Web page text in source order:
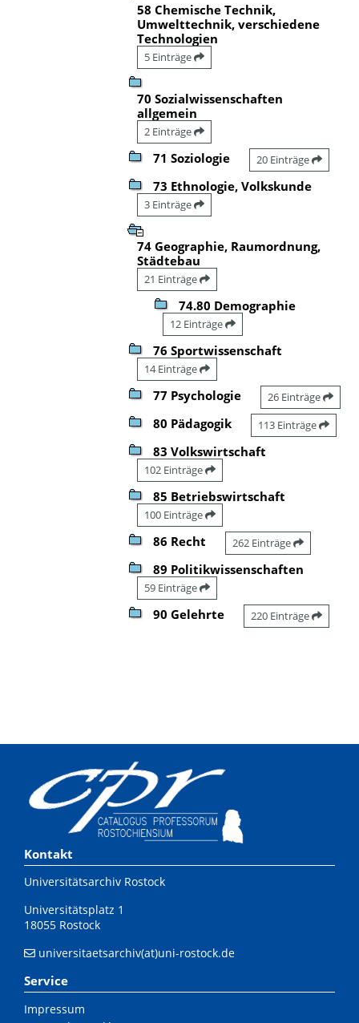
58 Chemische Technik,
Umwelttechnik, verschiedene
Technologien
5 Einträge
70 Sozialwissenschaften
allgemein
2 Einträge
71 Soziologie 20 Einträge
73 Ethnologie, Volkskunde
3 Einträge
74 Geographie, Raumordnung,
Städtebau
21 Einträge
74.80 Demographie
12 Einträge
76 Sportwissenschaft
14 Einträge
77 Psychologie 26 Einträge
80 Pädagogik 113 Einträge
83 Volkswirtschaft
102 Einträge
85 Betriebswirtschaft
100 Einträge
86 Recht 262 Einträge
89 Politikwissenschaften
59 Einträge
90 Gelehrte 220 Einträge
Kontakt
Universitätsarchiv Rostock
Universitätsplatz 1
18055 Rostock
universitaetsarchiv(at)uni-rostock.de
Service
Impressum